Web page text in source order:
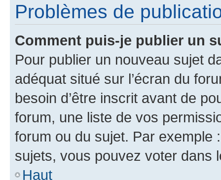
Problèmes de
Comment puis-je publier un
Pour publier un nouveau sujet
adéquat situé sur l’écran du
besoin d’être inscrit avant de
forum, une liste de vos
forum ou du sujet. Par exemple
sujets, vous pouvez voter dans
Haut